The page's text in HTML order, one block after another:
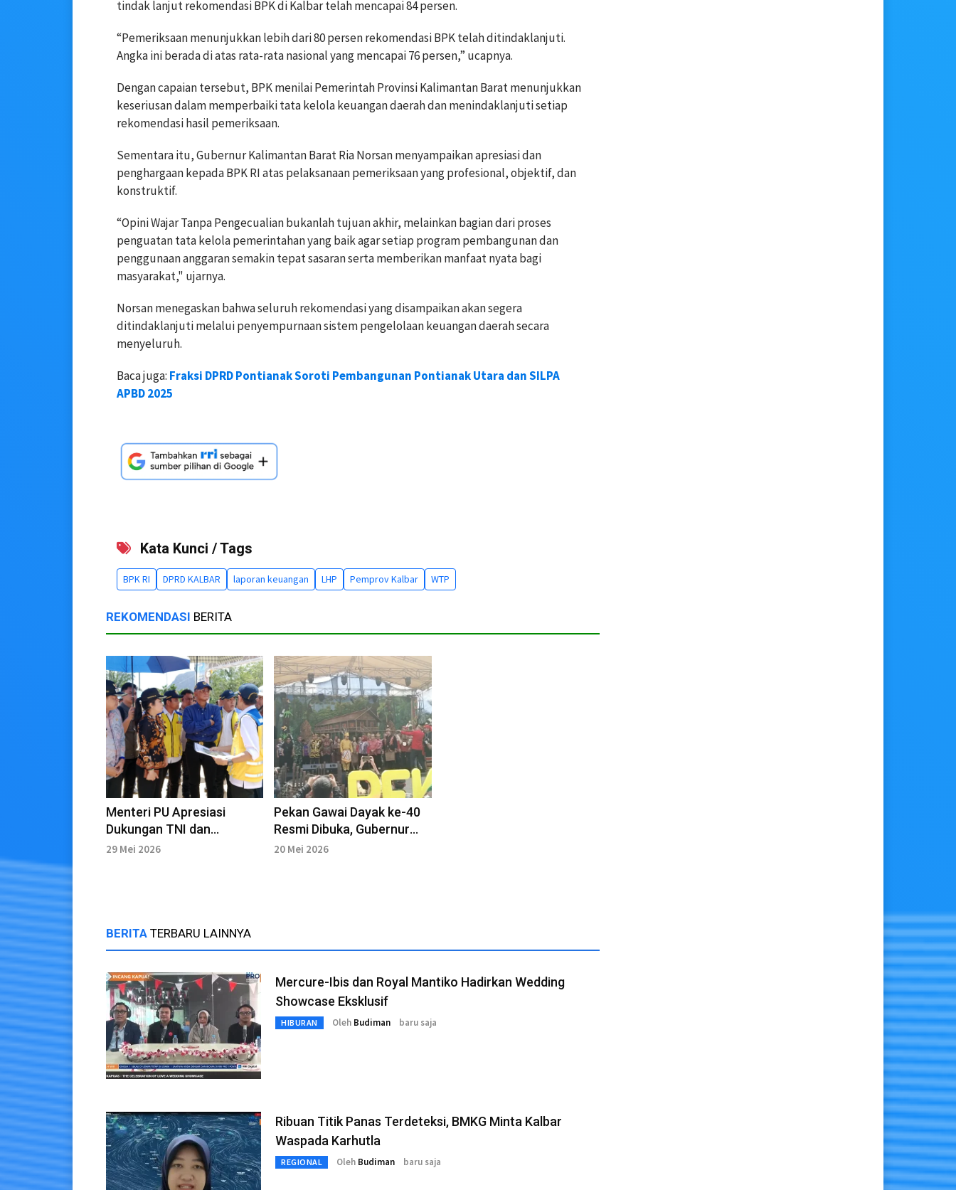
tindak lanjut rekomendasi BPK di Kalbar telah mencapai 84 persen.
“Pemeriksaan menunjukkan lebih dari 80 persen rekomendasi BPK telah ditindaklanjuti.
Angka ini berada di atas rata-rata nasional yang mencapai 76 persen,” ucapnya.
Dengan capaian tersebut, BPK menilai Pemerintah Provinsi Kalimantan Barat menunjukkan
keseriusan dalam memperbaiki tata kelola keuangan daerah dan menindaklanjuti setiap
rekomendasi hasil pemeriksaan.
Sementara itu, Gubernur Kalimantan Barat Ria Norsan menyampaikan apresiasi dan
penghargaan kepada BPK RI atas pelaksanaan pemeriksaan yang profesional, objektif, dan
konstruktif.
“Opini Wajar Tanpa Pengecualian bukanlah tujuan akhir, melainkan bagian dari proses
penguatan tata kelola pemerintahan yang baik agar setiap program pembangunan dan
penggunaan anggaran semakin tepat sasaran serta memberikan manfaat nyata bagi
masyarakat," ujarnya.
Norsan menegaskan bahwa seluruh rekomendasi yang disampaikan akan segera
ditindaklanjuti melalui penyempurnaan sistem pengelolaan keuangan daerah secara
menyeluruh.
Baca juga: Fraksi DPRD Pontianak Soroti Pembangunan Pontianak Utara dan SILPA
APBD 2025
Kata Kunci / Tags
BPK RI DPRD KALBAR laporan keuangan LHP Pemprov Kalbar WTP
REKOMENDASI BERITA
Menteri PU Apresiasi
Dukungan TNI dan
Danantara
29 Mei 2026
Pekan Gawai Dayak ke-40
Resmi Dibuka, Gubernur
Kalbar Tekankan
20 Mei 2026
BERITA TERBARU LAINNYA
Mercure-Ibis dan Royal Mantiko Hadirkan Wedding
Showcase Eksklusif
HIBURAN Oleh Budiman baru saja
Ribuan Titik Panas Terdeteksi, BMKG Minta Kalbar
Waspada Karhutla
REGIONAL Oleh Budiman baru saja